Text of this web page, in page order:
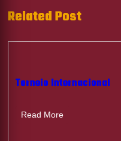
Related Post
Torneio Internacional
Read More